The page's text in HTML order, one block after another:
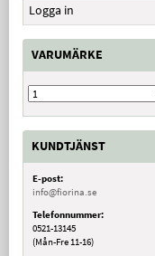
Logga in
VARUMÄRKE
KUNDTJÄNST
E-post:
info@fiorina.se
Telefonnummer:
0521-13145
(Mån-Fre 11-16)